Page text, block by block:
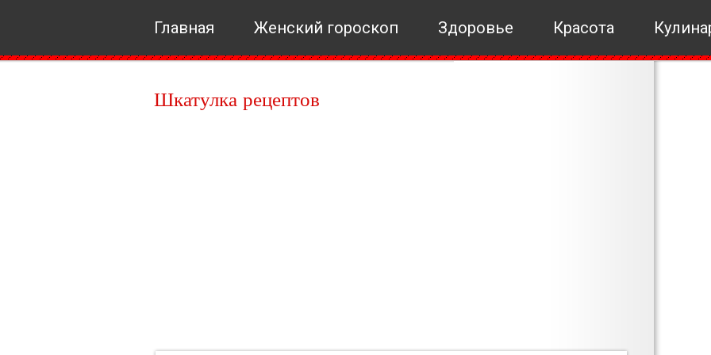
Главная Женский гороскоп Здоровье Красота
Шкатулка рецептов